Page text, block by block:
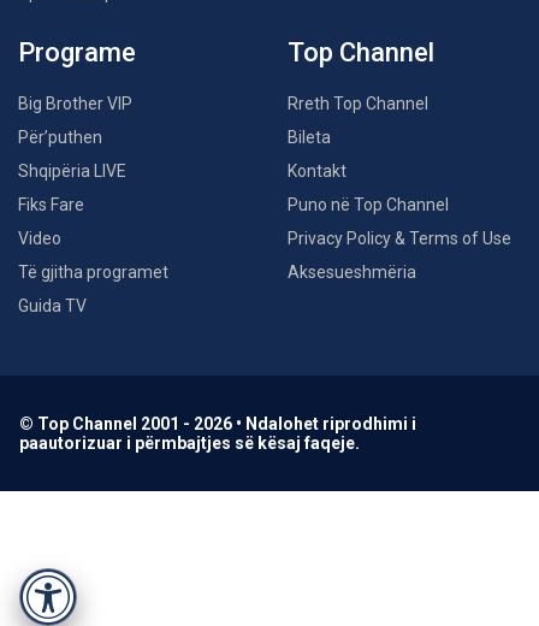
Programe
Big Brother VIP
Për’puthen
Shqipëria LIVE
Fiks Fare
Video
Të gjitha programet
Guida TV
Top Channel
Rreth Top Channel
Bileta
Kontakt
Puno në Top Channel
Privacy Policy & Terms of Use
Aksesueshmëria
© Top Channel 2001 - 2026 • Ndalohet riprodhimi i
paautorizuar i përmbajtjes së kësaj faqeje.